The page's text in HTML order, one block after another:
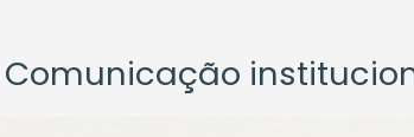
Comunicação